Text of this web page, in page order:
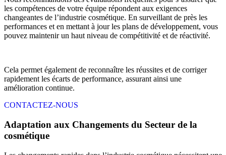
les compétences de votre équipe répondent aux exigences
changeantes de l’industrie cosmétique. En surveillant de près les
performances et en mettant à jour les plans de développement, vous
pouvez maintenir un haut niveau de compétitivité et de réactivité.
Cela permet également de reconnaître les réussites et de corriger
rapidement les écarts de performance, assurant ainsi une
amélioration continue.
CONTACTEZ-NOUS
Adaptation aux Changements du Secteur de la
cosmétique